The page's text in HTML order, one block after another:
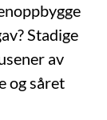
Stadige
av
og såret